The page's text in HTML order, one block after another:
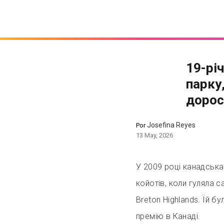
19-
PorJosefina Reyes
13 May, 2026
У 2009 році
койотів, коли гуляла
Breton Highlands. Їй
премію в Канаді.